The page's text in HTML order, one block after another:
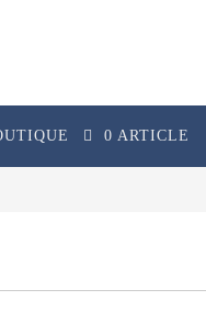
0 ARTICLE